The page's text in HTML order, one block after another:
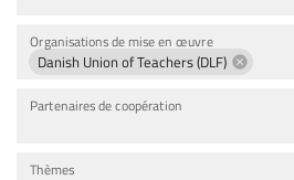
Organisations de mise en œuvre
Danish Union of Teachers (DLF)
Partenaires de coopération
Thèmes